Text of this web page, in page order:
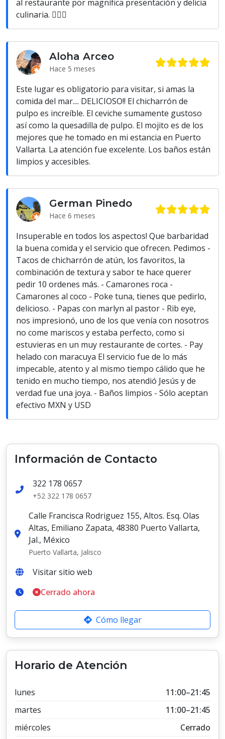
al restaurante por magnífica presentación y delicia
culinaria. 👌🏽✨
Aloha Arceo
Hace 5 meses
Este lugar es obligatorio para visitar, si amas la
comida del mar.... DELICIOSO!! El chicharrón de
pulpo es increíble. El ceviche sumamente gustoso
así como la quesadilla de pulpo. El mojito es de los
mejores que he tomado en mi estancia en Puerto
Vallarta. La atención fue excelente. Los baños están
limpios y accesibles.
German Pinedo
Hace 6 meses
Insuperable en todos los aspectos! Que barbaridad
la buena comida y el servicio que ofrecen. Pedimos -
Tacos de chicharrón de atún, los favoritos, la
combinación de textura y sabor te hace querer
pedir 10 ordenes más. - Camarones roca -
Camarones al coco - Poke tuna, tienes que pedirlo,
delicioso. - Papas con marlyn al pastor - Rib eye,
nos impresionó, uno de los que venía con nosotros
no come mariscos y estaba perfecto, como si
estuvieras en un muy restaurante de cortes. - Pay
helado con maracuya El servicio fue de lo más
impecable, atento y al mismo tiempo cálido que he
tenido en mucho tiempo, nos atendió Jesús y de
verdad fue una joya. - Baños limpios - Sólo aceptan
efectivo MXN y USD
Información de Contacto
322 178 0657
+52 322 178 0657
Calle Francisca Rodriguez 155, Altos. Esq. Olas
Altas, Emiliano Zapata, 48380 Puerto Vallarta,
Jal., México
Puerto Vallarta, Jalisco
Visitar sitio web
Cerrado ahora
Cómo llegar
Horario de Atención
lunes
11:00–21:45
martes
11:00–21:45
miércoles
Cerrado